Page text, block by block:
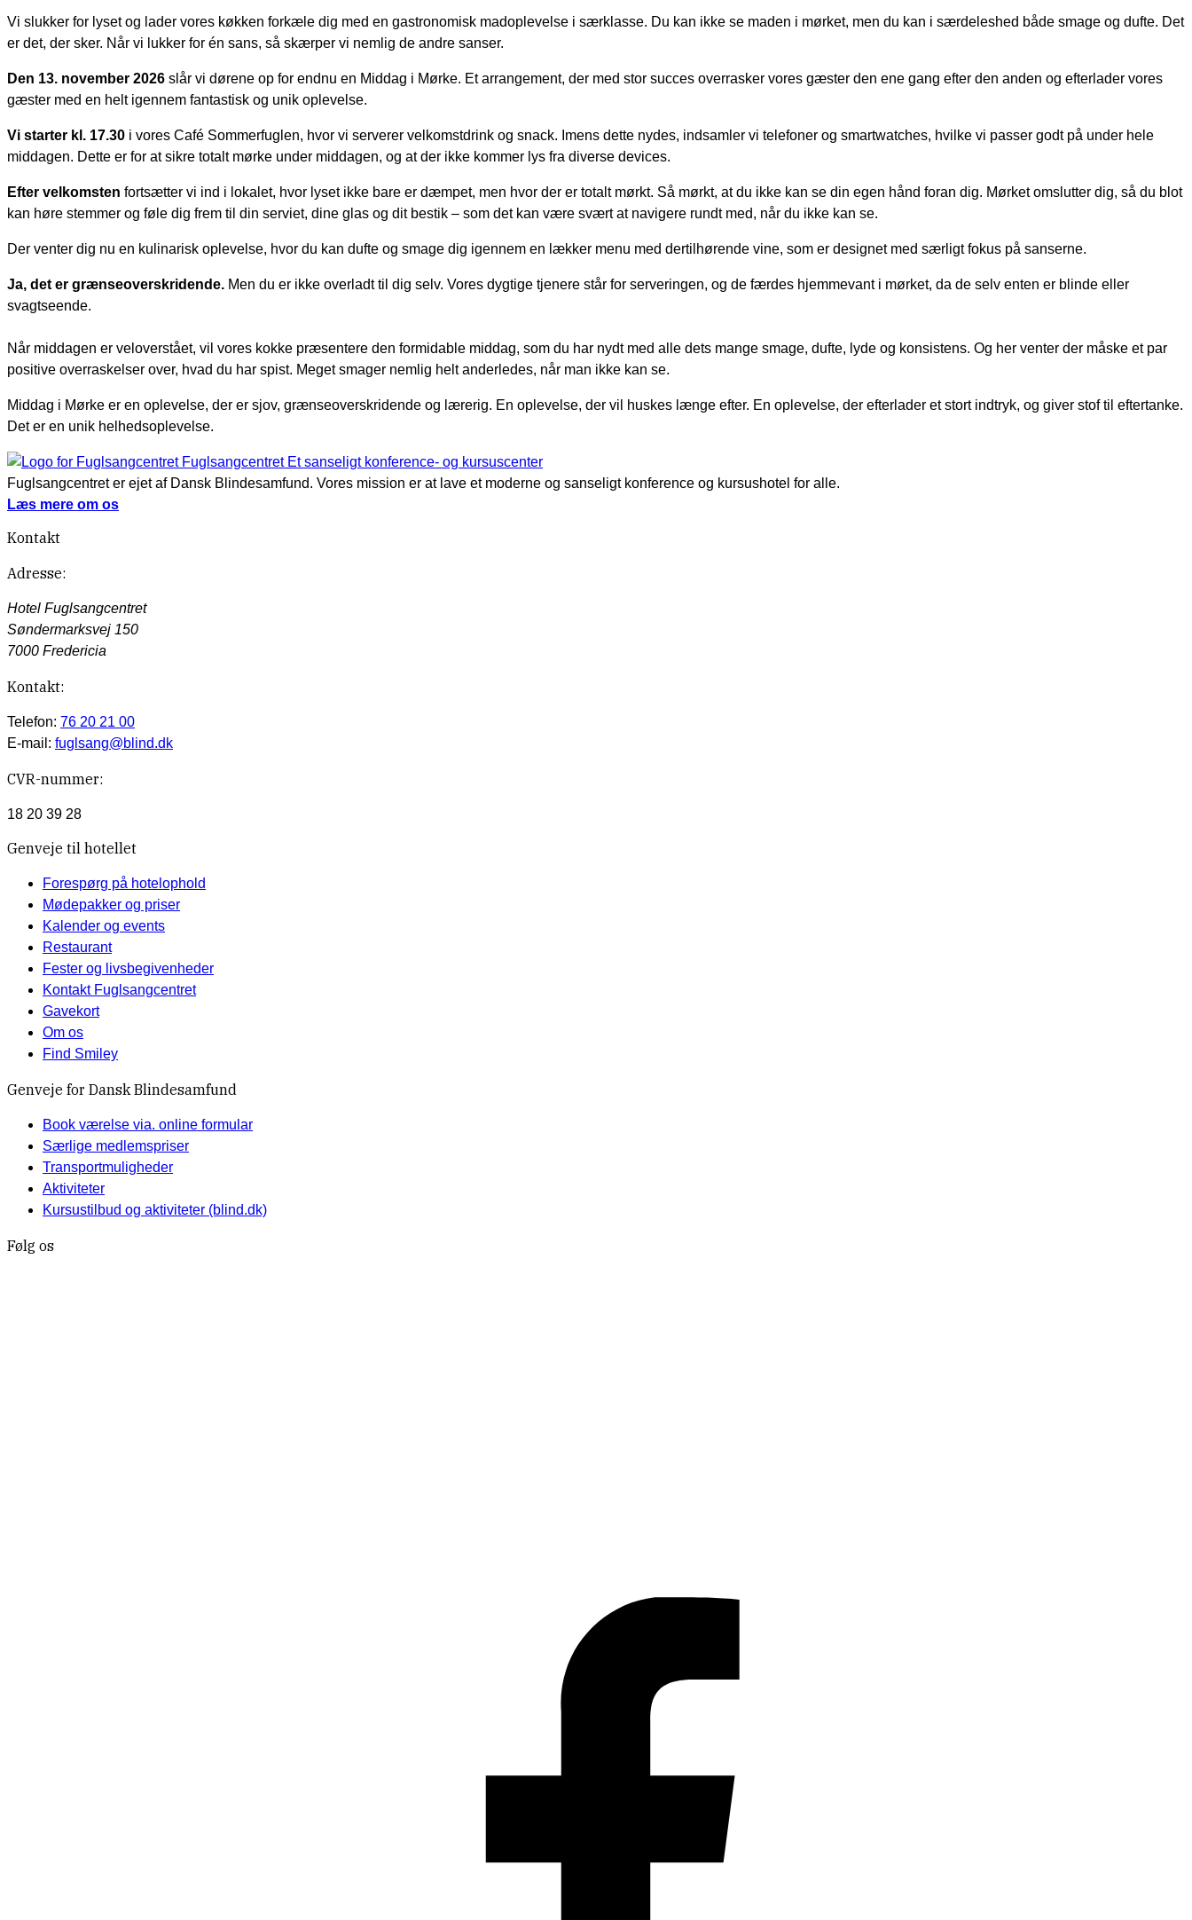
Vi slukker for lyset og lader vores køkken forkæle dig med en gastronomisk madoplevelse i særklasse. Du kan ikke se maden i mørket, men du kan i særdeleshed både smage og dufte. Det
er det, der sker. Når vi lukker for én sans, så skærper vi nemlig de andre sanser.
Den 13. november 2026 slår vi dørene op for endnu en Middag i Mørke. Et arrangement, der med stor succes overrasker vores gæster den ene gang efter den anden og efterlader vores
gæster med en helt igennem fantastisk og unik oplevelse.
Vi starter kl. 17.30 i vores Café Sommerfuglen, hvor vi serverer velkomstdrink og snack. Imens dette nydes, indsamler vi telefoner og smartwatches, hvilke vi passer godt på under hele
middagen. Dette er for at sikre totalt mørke under middagen, og at der ikke kommer lys fra diverse devices.
Efter velkomsten fortsætter vi ind i lokalet, hvor lyset ikke bare er dæmpet, men hvor der er totalt mørkt. Så mørkt, at du ikke kan se din egen hånd foran dig. Mørket omslutter dig, så du blot
kan høre stemmer og føle dig frem til din serviet, dine glas og dit bestik – som det kan være svært at navigere rundt med, når du ikke kan se.
Der venter dig nu en kulinarisk oplevelse, hvor du kan dufte og smage dig igennem en lækker menu med dertilhørende vine, som er designet med særligt fokus på sanserne.
Ja, det er grænseoverskridende. Men du er ikke overladt til dig selv. Vores dygtige tjenere står for serveringen, og de færdes hjemmevant i mørket, da de selv enten er blinde eller
svagtseende.
Når middagen er veloverstået, vil vores kokke præsentere den formidable middag, som du har nydt med alle dets mange smage, dufte, lyde og konsistens. Og her venter der måske et par
positive overraskelser over, hvad du har spist. Meget smager nemlig helt anderledes, når man ikke kan se.
Middag i Mørke er en oplevelse, der er sjov, grænseoverskridende og lærerig. En oplevelse, der vil huskes længe efter. En oplevelse, der efterlader et stort indtryk, og giver stof til eftertanke.
Det er en unik helhedsoplevelse.
Fuglsangcentret Et sanseligt konference- og kursuscenter
Fuglsangcentret er ejet af Dansk Blindesamfund. Vores mission er at lave et moderne og sanseligt konference og kursushotel for alle.
Læs mere om os
Kontakt
Adresse:
Hotel Fuglsangcentret
Søndermarksvej 150
7000 Fredericia
Kontakt:
Telefon: 76 20 21 00
E-mail: fuglsang@blind.dk
CVR-nummer:
18 20 39 28
Genveje til hotellet
Forespørg på hotelophold
Mødepakker og priser
Kalender og events
Restaurant
Fester og livsbegivenheder
Kontakt Fuglsangcentret
Gavekort
Om os
Find Smiley
Genveje for Dansk Blindesamfund
Book værelse via. online formular
Særlige medlemspriser
Transportmuligheder
Aktiviteter
Kursustilbud og aktiviteter (blind.dk)
Følg os